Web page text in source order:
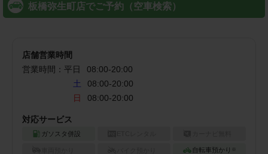
板橋弥生町店でご予約（空車検索）
店舗営業時間
営業時間： 平日 08:00-20:00
土
08:00-20:00
日
08:00-20:00
対応サービス
ガソスタ併設
自転車預かり ※